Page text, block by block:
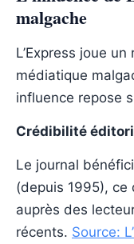
malgache
L’Express joue
médiatique
influence repose
Crédibilité
Le journal
(depuis 1995), ce
auprès des
récents. Source: